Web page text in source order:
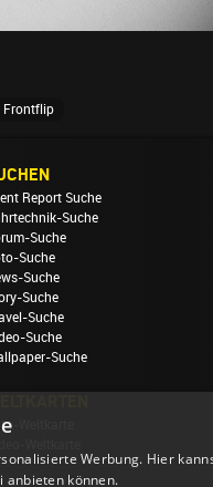
Frontflip
Report Suche
Suche
Suche
Suche
Suche
Suche
Suche
Suche
Suche
Weltkarte
Werbung. Hier
anbieten können.